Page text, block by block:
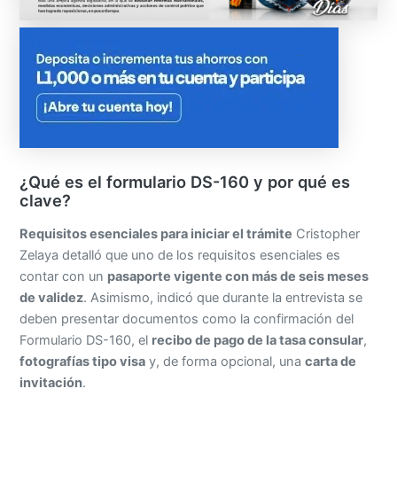
¿Qué es el formulario DS-160 y por qué es
clave?
Requisitos esenciales para iniciar el trámite Cristopher
Zelaya detalló que uno de los requisitos esenciales es
contar con un pasaporte vigente con más de seis meses
de validez. Asimismo, indicó que durante la entrevista se
deben presentar documentos como la confirmación del
Formulario DS-160, el recibo de pago de la tasa consular,
fotografías tipo visa y, de forma opcional, unacarta de
invitación.